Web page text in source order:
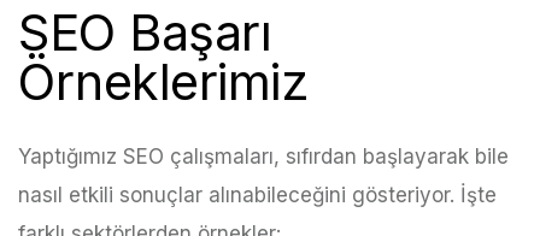
SEO Başarı
Örneklerimiz
Yaptığımız SEO çalışmaları, sıfırdan başlayarak bile
nasıl etkili sonuçlar alınabileceğini gösteriyor. İşte